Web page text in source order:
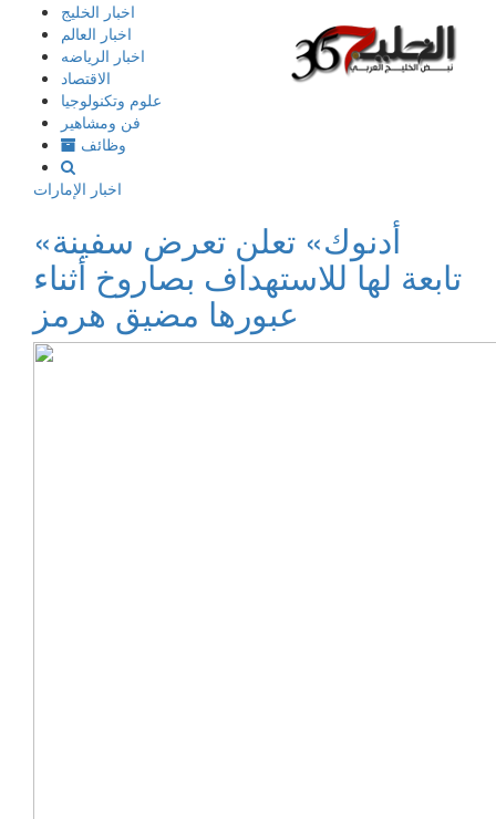
إذهب
المحتوى
اخبار الخليج
اخبار العالم
اخبار الرياضه
الاقتصاد
علوم وتكنولوجيا
فن ومشاهير
وظائف
اخبار الإمارات
«أدنوك» تعلن تعرض سفينة
تابعة لها للاستهداف بصاروخ أثناء
عبورها مضيق هرمز